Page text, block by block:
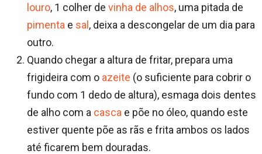
louro, 1 colher de vinha de alhos, uma pitada de
pimenta e sal, deixa a descongelar de um dia para
outro.
Quando chegar a altura de fritar, prepara uma
frigideira com o azeite (o suficiente para cobrir o
fundo com 1 dedo de altura), esmaga dois dentes
de alho com a casca e põe no óleo, quando este
estiver quente põe as rãs e frita ambos os lados
até ficarem bem douradas.